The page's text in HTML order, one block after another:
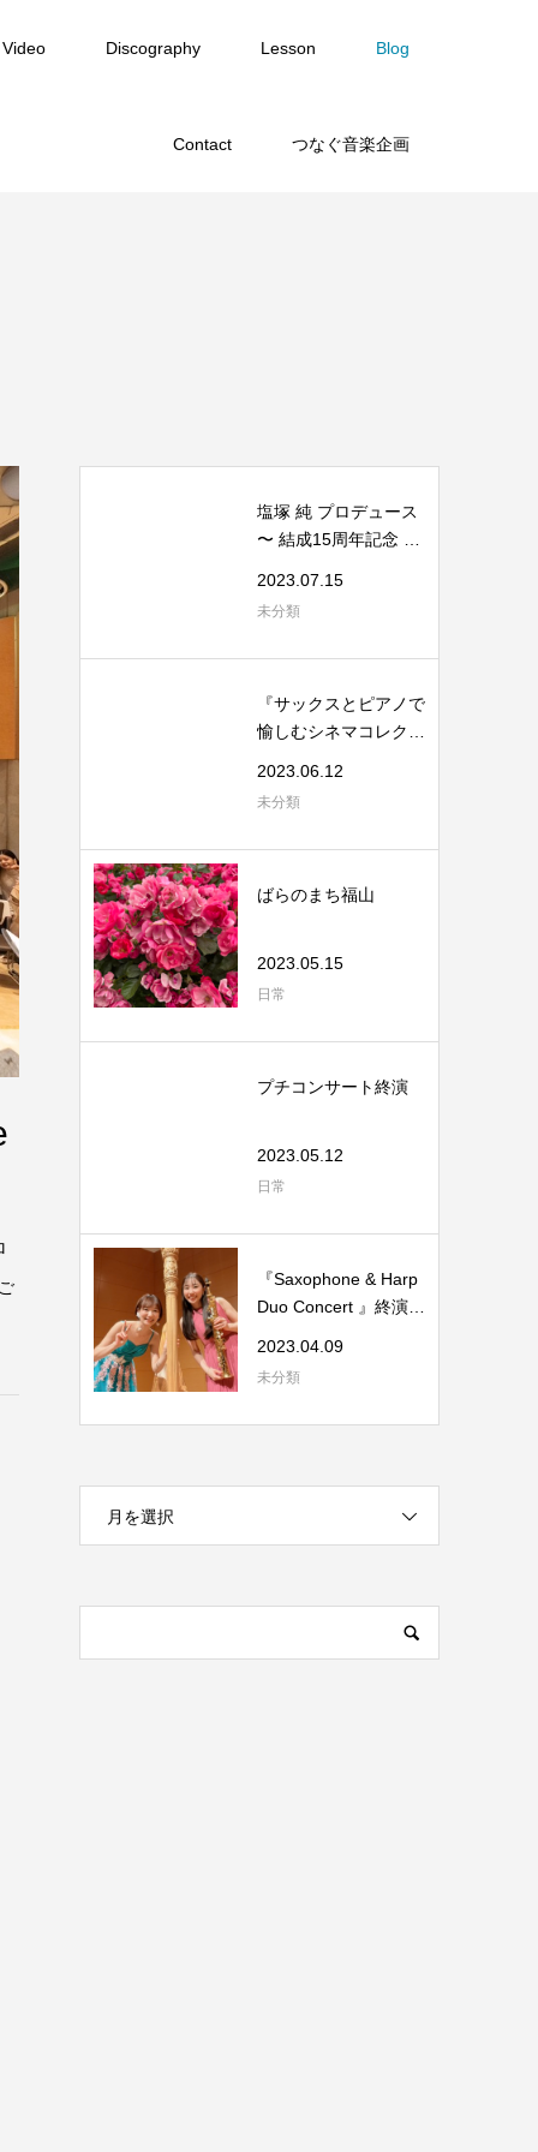
Video Discography Lesson Blog
Contact つなぐ音楽企画
塩塚 純 プロデュース
〜 結成15周年記念 Sp
2023.07.15
未分類
『サックスとピアノで
愉しむシネマコレクシ
2023.06.12
未分類
ばらのまち福山
2023.05.15
日常
プチコンサート終演
2023.05.12
日常
『Saxophone & Harp
Duo Concert 』終演し
2023.04.09
未分類
月を選択